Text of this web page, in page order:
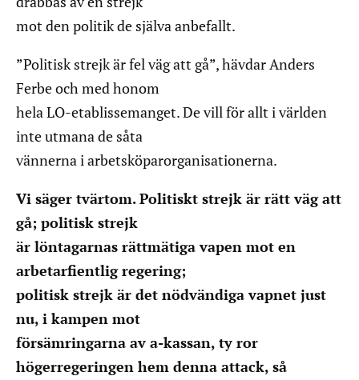
mot den politik de själva anbefallt.
”Politisk strejk är fel väg att gå”, hävdar Anders
Ferbe och med honom
hela LO-etablissemanget. De vill för allt i världen
inte utmana de såta
vännerna i arbetsköparorganisationerna.
Vi säger tvärtom. Politiskt strejk är rätt väg att
gå; politisk strejk
är löntagarnas rättmätiga vapen mot en
arbetarfientlig regering;
politisk strejk är det nödvändiga vapnet just
nu, i kampen mot
försämringarna av a-kassan, ty ror
högerregeringen hem denna attack, så